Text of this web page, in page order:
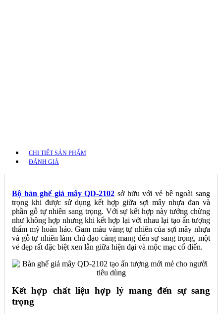
CHI TIẾT SẢN PHẨM
ĐÁNH GIÁ
Bộ bàn ghế giả mây QD-2102 sở hữu với vẻ bề ngoài sang
trọng khi được sử dụng kết hợp giữa sợi mây nhựa đan và
phần gỗ tự nhiên sang trọng. Với sự kết hợp này tưởng chừng
như không hợp nhưng khi kết hợp lại với nhau lại tạo ấn tượng
thẩm mỹ hoàn hảo. Gam màu vàng tự nhiên của sợi mây nhựa
và gỗ tự nhiên làm chủ đạo càng mang đến sự sang trọng, một
vẻ đẹp rất đặc biệt xen lẫn giữa hiện đại và mộc mạc cổ điển.
Kết hợp chất liệu hợp lý mang đến sự sang
trọng